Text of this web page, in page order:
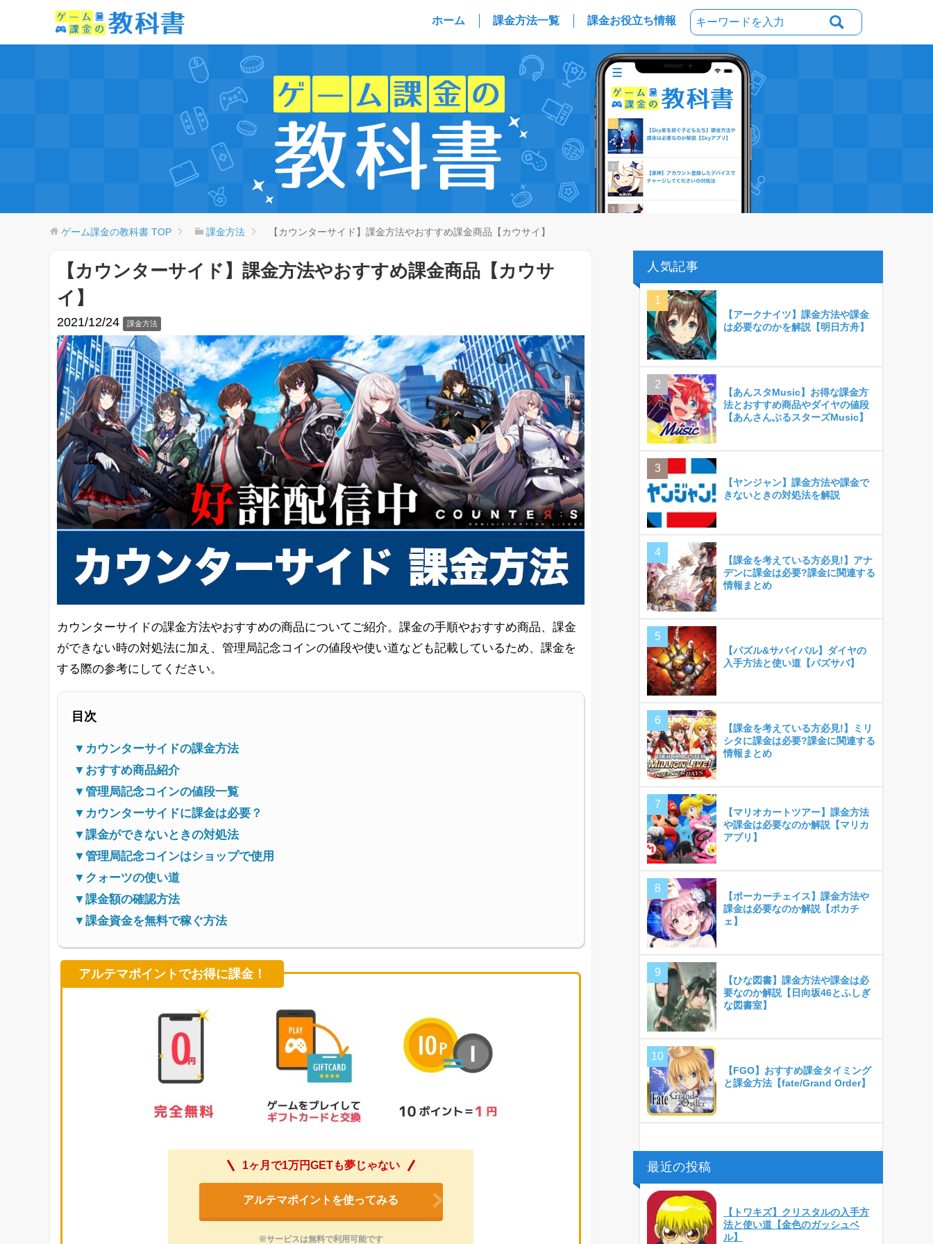
ホーム 課金方法一覧 課金お役立ち情報
ゲーム課金の教科書 TOP 課金方法 【カウンターサイド】課金方法やおすすめ課金商品【カウサイ】
【カウンターサイド】課金方法やおすすめ課金商品【カウサ
イ】
2021/12/24 課金方法
カウンターサイドの課金方法やおすすめの商品についてご紹介。課金の手順やおすすめ商品、課金
ができない時の対処法に加え、管理局記念コインの値段や使い道なども記載しているため、課金を
する際の参考にしてください。
目次
▼カウンターサイドの課金方法
▼おすすめ商品紹介
▼管理局記念コインの値段一覧
▼カウンターサイドに課金は必要？
▼課金ができないときの対処法
▼管理局記念コインはショップで使用
▼クォーツの使い道
▼課金額の確認方法
▼課金資金を無料で稼ぐ方法
アルテマポイントでお得に課金！
1ヶ月で1万円GETも夢じゃない
アルテマポイントを使ってみる
※サービスは無料で利用可能です
人気記事
【アークナイツ】課金方法や課金
は必要なのかを解説【明日方舟】
【あんスタMusic】お得な課金方
法とおすすめ商品やダイヤの値段
【あんさんぶるスターズMusic】
【ヤンジャン】課金方法や課金で
きないときの対処法を解説
【課金を考えている方必見!】アナ
デンに課金は必要?課金に関連する
情報まとめ
【パズル&サバイバル】ダイヤの
入手方法と使い道【パズサバ】
【課金を考えている方必見!】ミリ
シタに課金は必要?課金に関連する
情報まとめ
【マリオカートツアー】課金方法
や課金は必要なのか解説【マリカ
アプリ】
【ポーカーチェイス】課金方法や
課金は必要なのか解説【ポカチ
ェ】
【ひな図書】課金方法や課金は必
要なのか解説【日向坂46とふしぎ
な図書室】
【FGO】おすすめ課金タイミング
と課金方法【fate/Grand Order】
最近の投稿
【トワキズ】クリスタルの入手方
法と使い道【金色のガッシュベ
ル】